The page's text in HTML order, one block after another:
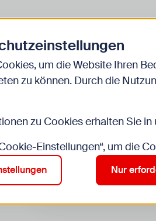
Suche im Bereich “Kinder”
Suchen
um die Website Ihren
zu können. Durch die
zu Cookies erhalten Sie in
Einstellungen“, um die
Nur